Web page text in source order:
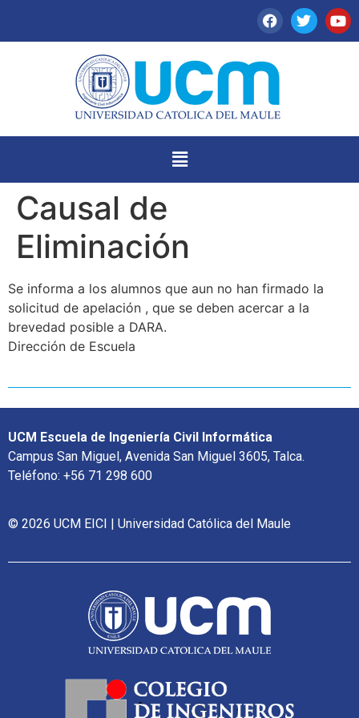
Causal de
Eliminación
Se informa a los alumnos que aun no han firmado la
solicitud de apelación , que se deben acercar a la
brevedad posible a DARA.
Dirección de Escuela
UCM Escuela de Ingeniería Civil Informática
Campus San Miguel, Avenida San Miguel 3605, Talca.
Teléfono: +56 71 298 600
© 2026 UCM EICI | Universidad Católica del Maule